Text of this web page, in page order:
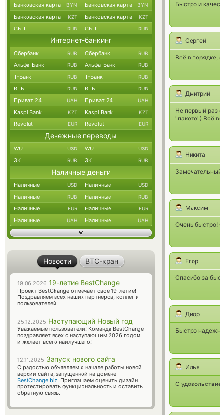
Быстро и
Сергей
Всё в
Дмитрий
Не первый раз
"пакете") Всё
Никита
Максим
Очень быстро!
Егор
Спасибо за
Диор
Быстро
Илья
С
Банковская карта BYN Банковская карта BYN
Банковская карта KZT Банковская карта KZT
СБП RUB СБП RUB
Интернет-банкинг
Сбербанк RUB Сбербанк RUB
Альфа-Банк RUB Альфа-Банк RUB
Т-Банк RUB Т-Банк RUB
ВТБ RUB ВТБ RUB
Приват 24 UAH Приват 24 UAH
Kaspi Bank KZT Kaspi Bank KZT
Revolut EUR Revolut EUR
Денежные переводы
WU USD WU USD
ЗК RUB ЗК RUB
Наличные деньги
Наличные USD Наличные USD
Наличные RUB Наличные RUB
Наличные EUR Наличные EUR
Наличные UAH Наличные UAH
Новости BTC-кран
19.06.2026 19-летие BestChange
Проект BestChange отмечает свое 19-летие!
Поздравляем всех наших партнеров, коллег и
пользователей.
25.12.2025 Наступающий Новый год
Уважаемые пользователи! Команда BestChange
поздравляет всех с наступающим 2026 годом
и желает всего наилучшего!
12.11.2025 Запуск нового сайта
С радостью объявляем о начале работы новой
версии сайта, запущенной на домене
BestChange.biz. Приглашаем оценить дизайн,
протестировать функциональность и оставить
обратную связь.